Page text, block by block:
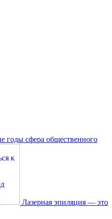
годы сфера общественного
Лазерная эпиляция — это